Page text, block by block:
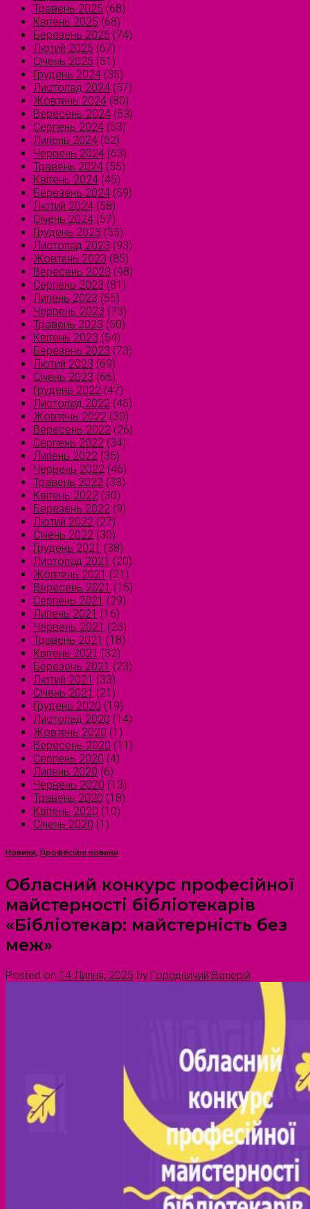
Травень 2025 (68)
Квітень 2025 (68)
Березень 2025 (74)
Лютий 2025 (67)
Січень 2025 (51)
Грудень 2024 (35)
Листопад 2024 (57)
Жовтень 2024 (80)
Вересень 2024 (53)
Серпень 2024 (53)
Липень 2024 (52)
Червень 2024 (63)
Травень 2024 (55)
Квітень 2024 (45)
Березень 2024 (59)
Лютий 2024 (58)
Січень 2024 (57)
Грудень 2023 (55)
Листопад 2023 (93)
Жовтень 2023 (85)
Вересень 2023 (98)
Серпень 2023 (81)
Липень 2023 (55)
Червень 2023 (73)
Травень 2023 (50)
Квітень 2023 (54)
Березень 2023 (73)
Лютий 2023 (69)
Січень 2023 (66)
Грудень 2022 (47)
Листопад 2022 (45)
Жовтень 2022 (30)
Вересень 2022 (26)
Серпень 2022 (34)
Липень 2022 (35)
Червень 2022 (46)
Травень 2022 (33)
Квітень 2022 (30)
Березень 2022 (9)
Лютий 2022 (27)
Січень 2022 (30)
Грудень 2021 (38)
Листопад 2021 (20)
Жовтень 2021 (21)
Вересень 2021 (15)
Серпень 2021 (29)
Липень 2021 (16)
Червень 2021 (23)
Травень 2021 (18)
Квітень 2021 (32)
Березень 2021 (23)
Лютий 2021 (33)
Січень 2021 (21)
Грудень 2020 (19)
Листопад 2020 (14)
Жовтень 2020 (1)
Вересень 2020 (11)
Серпень 2020 (4)
Липень 2020 (6)
Червень 2020 (13)
Травень 2020 (18)
Квітень 2020 (10)
Січень 2020 (1)
Новини, Професійні новини
Обласний конкурс професійної
майстерності бібліотекарів
«Бібліотекар: майстерність без
меж»
Posted on 14 Липня, 2025 by Городничий Валерій